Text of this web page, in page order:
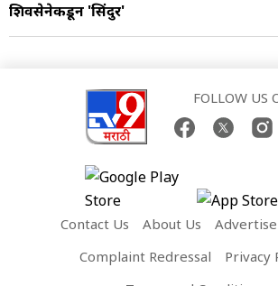
शिवसेनेकडून 'सिंदुर'
FOLLOW US
Contact Us About Us
Complaint Redressal
Privacy